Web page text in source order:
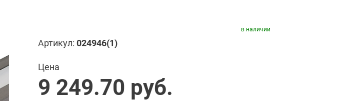
в наличии
Артикул: 024946(1)
Цена
9 249.70 руб.